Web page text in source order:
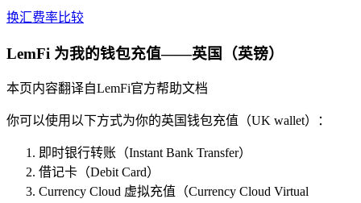
换汇费率比较
LemFi 为我的钱包充值——英国（英镑）
本页内容翻译自LemFi官方帮助文档
你可以使用以下方式为你的英国钱包充值（UK wallet）：
即时银行转账（Instant Bank Transfer）
借记卡（Debit Card）
Currency Cloud 虚拟充值（Currency Cloud Virtual